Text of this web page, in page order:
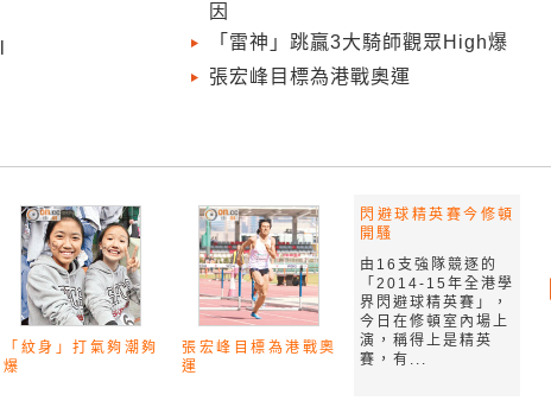
因
「雷神」跳贏3大騎師觀眾High爆
張宏峰目標為港戰奧運
「紋身」打氣夠潮夠
爆
張宏峰目標為港戰奧
運
閃避球精英賽今修頓
開騷
由16支強隊競逐的
「2014-15年全港學
界閃避球精英賽」，
今日在修頓室內場上
演，稱得上是精英
賽，有...